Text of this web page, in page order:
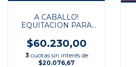
A CABALLO!
EQUITACION PARA
$60.230,00
3 cuotas sin interés de
$20.076,67